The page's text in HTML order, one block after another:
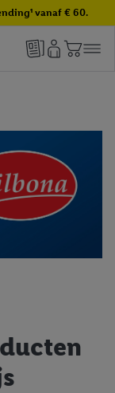
vanaf € 60.